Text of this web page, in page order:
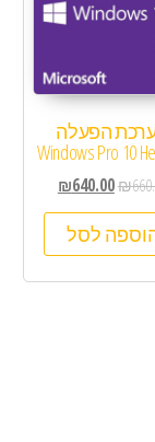
הפעלה
Windows Pro 10
₪
₪640.00
לסל